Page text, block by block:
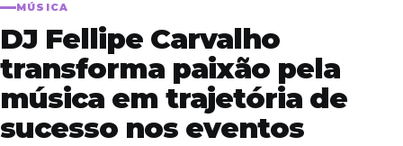
MÚSICA
DJ Fellipe Carvalho
transforma paixão pela
música em trajetória de
sucesso nos eventos